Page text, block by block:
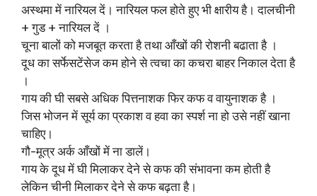
अस्थमा में नारियल दें। नारियल फल होते हुए भी क्षारीय है। दालचीनी
+ गुड + नारियल दें ।
चूना बालों को मजबूत करता है तथा आँखों की रोशनी बढाता है ।
दूध का सर्फेसटेंसेज कम होने से त्वचा का कचरा बाहर निकाल देता है
।
गाय की घी सबसे अधिक पित्तनाशक फिर कफ व वायुनाशक है ।
जिस भोजन में सूर्य का प्रकाश व हवा का स्पर्श ना हो उसे नहीं खाना
चाहिए।
गौ-मूत्र अर्क आँखों में ना डालें।
गाय के दूध में घी मिलाकर देने से कफ की संभावना कम होती है
लेकिन चीनी मिलाकर देने से कफ बढ़ता है।